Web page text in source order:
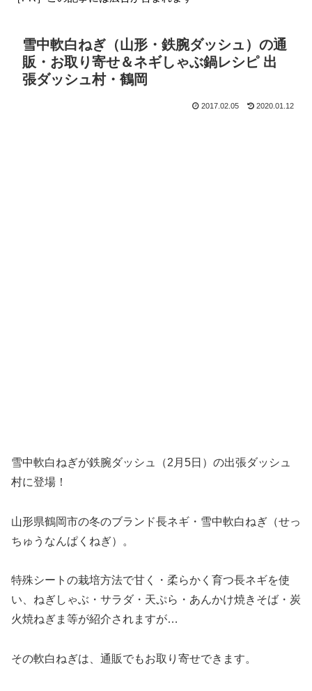
雪中軟白ねぎ（山形・鉄腕ダッシュ）の通
販・お取り寄せ＆ネギしゃぶ鍋レシピ 出
張ダッシュ村・鶴岡
2017.02.05 2020.01.12
雪中軟白ねぎが鉄腕ダッシュ（2月5日）の出張ダッシュ
村に登場！
山形県鶴岡市の冬のブランド長ネギ・雪中軟白ねぎ（せっ
ちゅうなんぱくねぎ）。
特殊シートの栽培方法で甘く・柔らかく育つ長ネギを使
い、ねぎしゃぶ・サラダ・天ぷら・あんかけ焼きそば・炭
火焼ねぎま等が紹介されますが…
その軟白ねぎは、通販でもお取り寄せできます。